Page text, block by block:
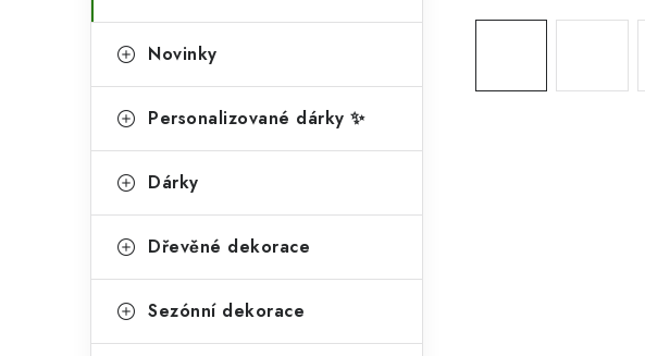
a
e
l
Novinky
Personalizované dárky ✨
Dárky
Dřevěné dekorace
Sezónní dekorace